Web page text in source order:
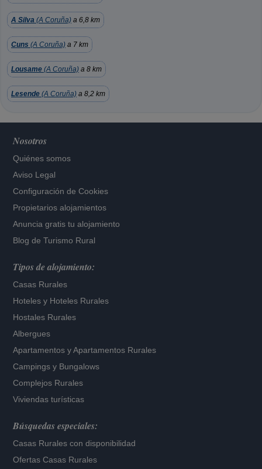
A Silva (A Coruña) a 6,8 km
Cuns (A Coruña) a 7 km
Lousame (A Coruña) a 8 km
Lesende (A Coruña) a 8,2 km
Nosotros
Quiénes somos
Aviso Legal
Configuración de Cookies
Propietarios alojamientos
Anuncia gratis tu alojamiento
Blog de Turismo Rural
Tipos de alojamiento:
Casas Rurales
Hoteles y Hoteles Rurales
Hostales Rurales
Albergues
Apartamentos yApartamentos Rurales
Campings y Bungalows
Complejos Rurales
Viviendas turísticas
Búsquedas especiales:
Casas Rurales con disponibilidad
Ofertas Casas Rurales